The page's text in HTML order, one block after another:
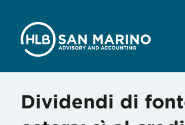
Dividendi di